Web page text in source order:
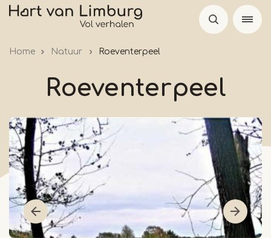
Skip
Home Natuur Roeventerpeel
Roeventerpeel